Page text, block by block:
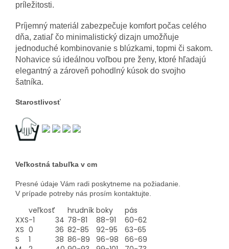
príležitosti.
Príjemný materiál zabezpečuje komfort počas celého
dňa, zatiaľ čo minimalistický dizajn umožňuje
jednoduché kombinovanie s blúzkami, topmi či sakom.
Nohavice sú ideálnou voľbou pre ženy, ktoré hľadajú
elegantný a zároveň pohodlný kúsok do svojho
šatníka.
Starostlivosť
Veľkostná tabuľka v cm
Presné údaje Vám radi poskytneme na požiadanie.
V prípade potreby nás prosím kontaktujte.
veľkosť hrudník boky
pás
XXS-1 34 78-81 88-91
60-62
XS 0 36 82-85 92-95
63-65
S
1 38 86-89 96-98
66-69